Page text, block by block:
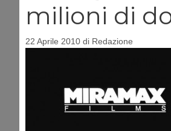
milioni di
22 Aprile 2010 di Redazione